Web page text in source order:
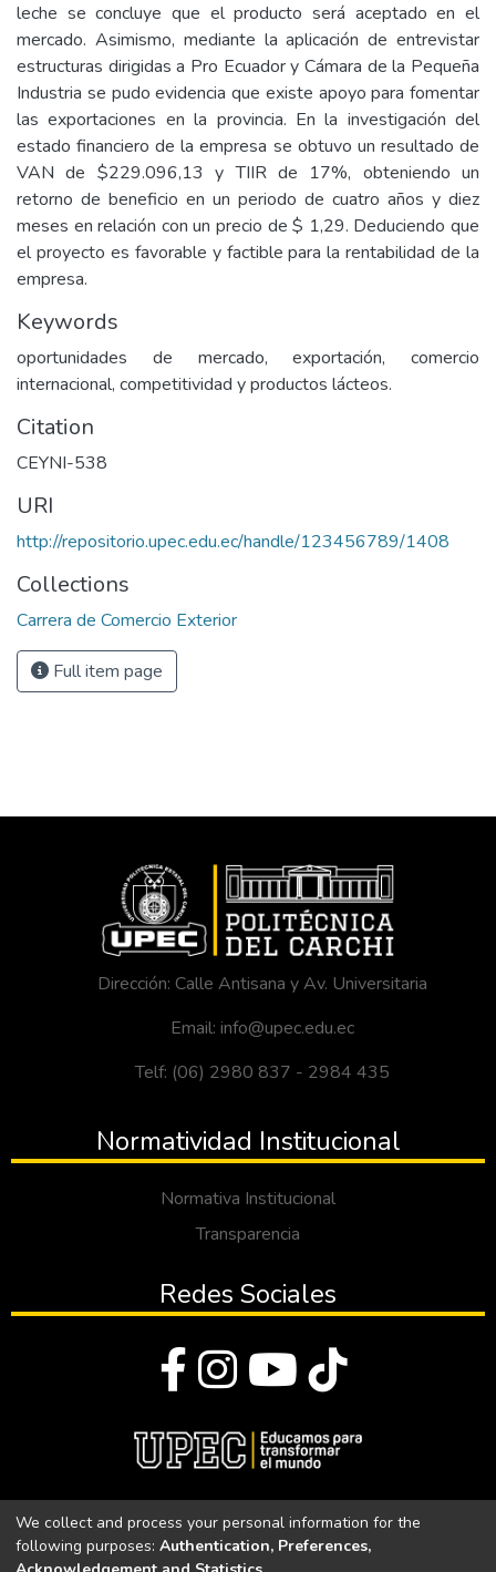
leche se concluye que el producto será aceptado en el
mercado. Asimismo, mediante la aplicación de entrevistar
estructuras dirigidas a Pro Ecuador y Cámara de la Pequeña
Industria se pudo evidencia que existe apoyo para fomentar
las exportaciones en la provincia. En la investigación del
estado financiero de la empresa se obtuvo un resultado de
VAN de $229.096,13 y TIIR de 17%, obteniendo un
retorno de beneficio en un periodo de cuatro años y diez
meses en relación con un precio de $ 1,29. Deduciendo que
el proyecto es favorable y factible para la rentabilidad de la
empresa.
Keywords
oportunidades de mercado, exportación, comercio
internacional, competitividad y productos lácteos.
Citation
CEYNI-538
URI
http://repositorio.upec.edu.ec/handle/123456789/1408
Collections
Carrera de Comercio Exterior
Full item page
Dirección: Calle Antisana y Av. Universitaria
Email: info@upec.edu.ec
Telf: (06) 2980 837 - 2984 435
Normatividad Institucional
Normativa Institucional
Transparencia
Redes Sociales
Universidad Politécnica Estatal del Carchi
We collect and process your personal information for the
following purposes: Authentication, Preferences,